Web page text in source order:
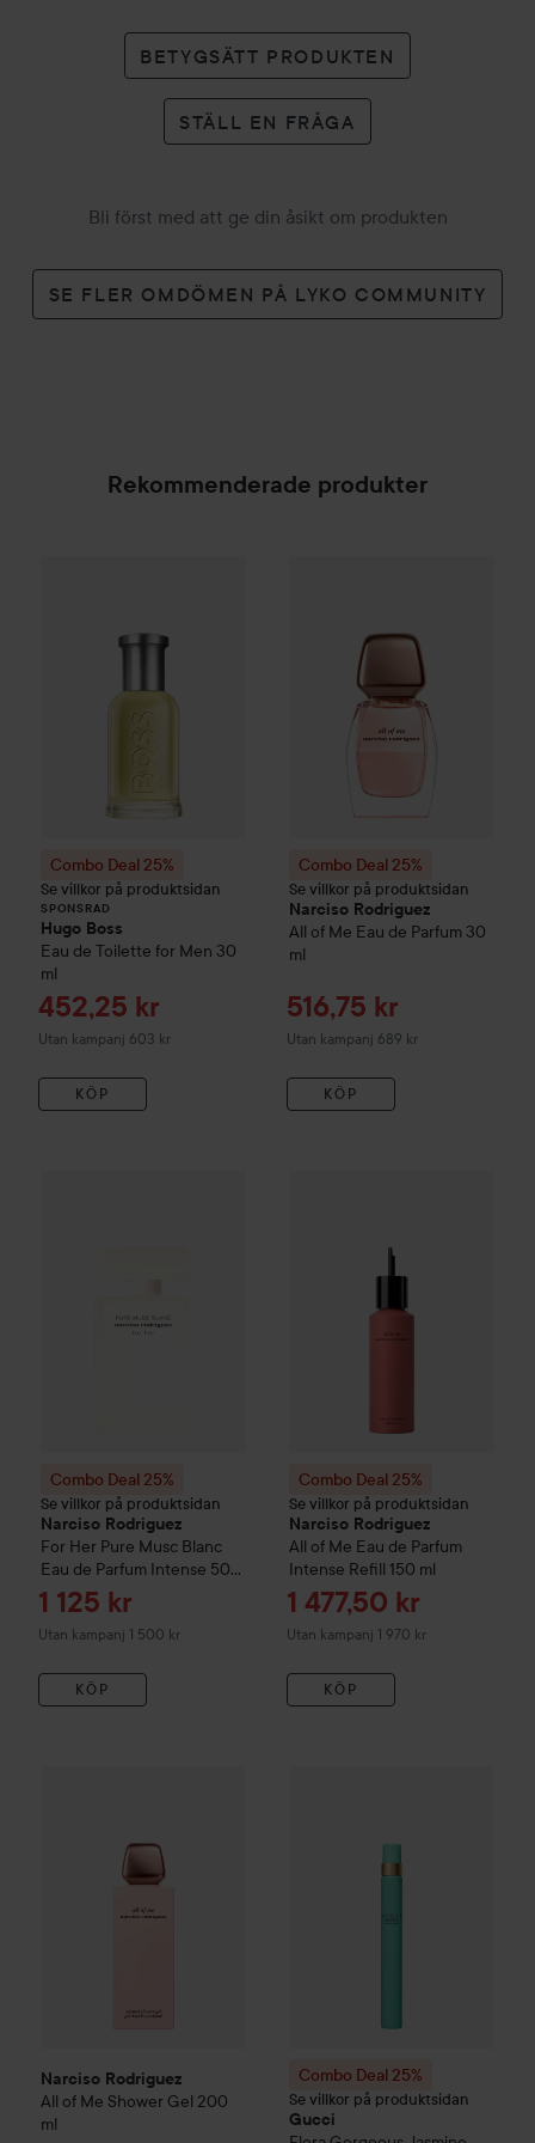
BETYGSÄTT PRODUKTEN
STÄLL EN FRÅGA
Bli först med att ge din åsikt om produkten
SE FLER OMDÖMEN PÅ LYKO COMMUNITY
Rekommenderade produkter
Combo Deal 25%
Se villkor på produktsidan
SPONSRAD
Hugo Boss
Eau de Toilette for Men 30
ml
Reapris
452,25 kr
Utan kampanj 603 kr
KÖP
Combo Deal 25%
Se villkor på produktsidan
Narciso Rodriguez
All of Me Eau de Parfum 30
ml
Reapris
516,75 kr
Utan kampanj 689 kr
KÖP
Combo Deal 25%
Se villkor på produktsidan
Narciso Rodriguez
For Her Pure Musc Blanc
Eau de Parfum Intense 50
ml
Reapris
1 125 kr
Utan kampanj 1 500 kr
KÖP
Combo Deal 25%
Se villkor på produktsidan
Narciso Rodriguez
All of Me Eau de Parfum
Intense Refill 150 ml
Reapris
1 477,50 kr
Utan kampanj 1 970 kr
KÖP
Narciso Rodriguez
All of Me Shower Gel 200
ml
Combo Deal 25%
Se villkor på produktsidan
Gucci